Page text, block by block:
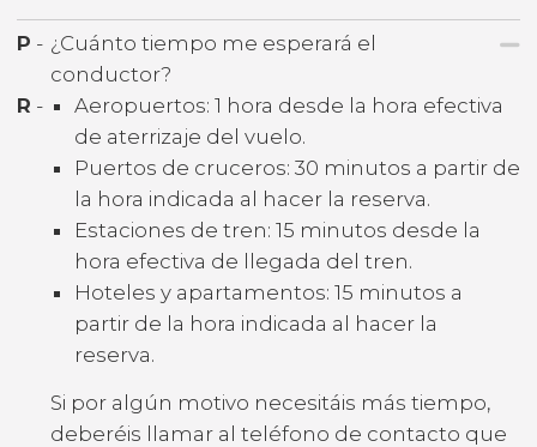
P - ¿Cuánto tiempo me esperará el
conductor?
R -
Aeropuertos: 1 hora desde la hora efectiva
de aterrizaje del vuelo.
Puertos de cruceros: 30 minutos a partir de
la hora indicada al hacer la reserva.
Estaciones de tren: 15 minutos desde la
hora efectiva de llegada del tren.
Hoteles y apartamentos: 15 minutos a
partir de la hora indicada al hacer la
reserva.
Si por algún motivo necesitáis más tiempo,
deberéis llamar al teléfono de contacto que